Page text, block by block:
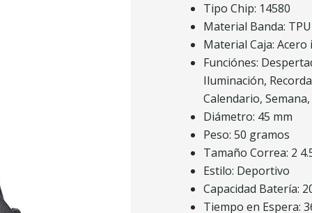
Tipo Chip: 14580
Material Banda:
Material Caja:
Funciónes:
Iluminación,
Calendario,
Diámetro: 45 mm
Peso: 50 gramos
Tamaño Correa: 2
Estilo: Deportivo
Capacidad Batería:
Tiempo en Espera: